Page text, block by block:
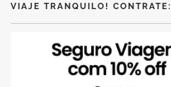
VIAJE TRANQUILO! CONTRATE: